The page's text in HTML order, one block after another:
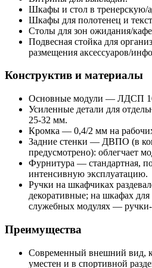
Шкафы и стол в тренерскую/
Шкафы для полотенец и
Столы для зон ожидания/
Подвесная стойка для
размещения аксессуаров/
Конструктив и материалы
Основные модули — ЛДСП
Усиленные детали для
25-32 мм.
Кромка — 0,4/2 мм на
Задние стенки — ДВПО (в
предусмотрено): облегчает
Фурнитура — стандартная,
интенсивную эксплуатацию.
Ручки на шкафчиках
декоративные; на шкафах
служебных модулях —
Преимущества
Современный внешний вид,
уместен и в спортивной